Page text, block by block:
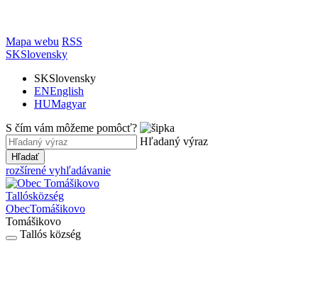
Mapa webu RSS
SKSlovensky
SKSlovensky
ENEnglish
HUMagyar
S čím vám môžeme pomôcť?
Hľadaný výraz
Hľadať
rozšírené vyhľadávanie
Tallósközség
ObecTomášikovo
Tomášikovo
Tallós község